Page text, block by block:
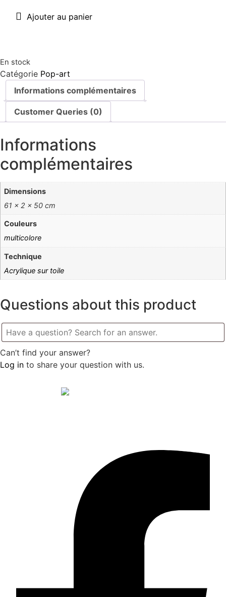
Ajouter au panier
En stock
Catégorie Pop-art
Informations complémentaires
Customer Queries (0)
Informations
complémentaires
Dimensions
61 × 2 × 50 cm
Couleurs
multicolore
Technique
Acrylique sur toile
Questions about this product
Can’t find your answer?
Log in to share your question with us.